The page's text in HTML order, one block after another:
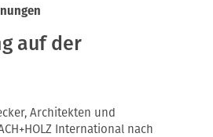
auf der
Architekten und
International nach